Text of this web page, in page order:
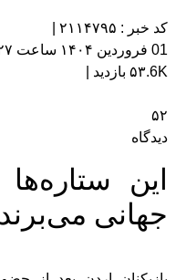
کد خبر : ۲۱۱۴۷۹۵ |
01 فروردین ۱۴۰۴ ساعت ۱۶:۲۷ |
۵۳.6K بازدید |
۵۲
دیدگاه
این
جهانی